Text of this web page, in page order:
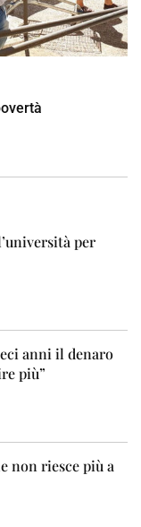
per
anni il denaro
più”
non riesce più a